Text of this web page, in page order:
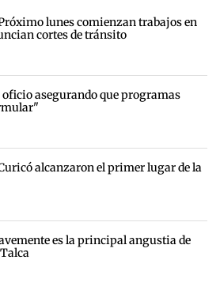
lunes comienzan trabajos en
cortes de tránsito
asegurando que programas
alcanzaron el primer lugar de la
es la principal angustia de